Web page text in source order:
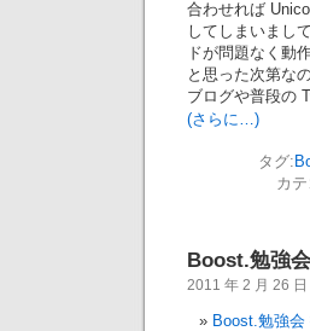
合わせれば
してしまいまし
ドが問題なく動
と思った次第な
ブログや普段の
(さらに…)
タグ:
カ
Boost.勉強
2011 年 2 月 26 日
Boost.勉強会